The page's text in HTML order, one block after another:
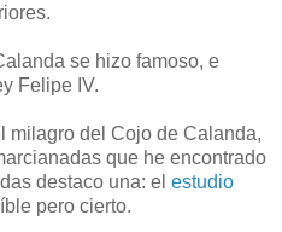
se hizo famoso, e
Felipe IV.
milagro del Cojo de Calanda,
que he encontrado
destaco una: el estudio
pero cierto.